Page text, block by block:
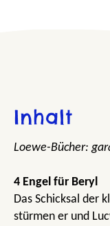
Inhalt
Loewe-Bücher:
4 Engel für Beryl
Das Schicksal der
stürmen er und